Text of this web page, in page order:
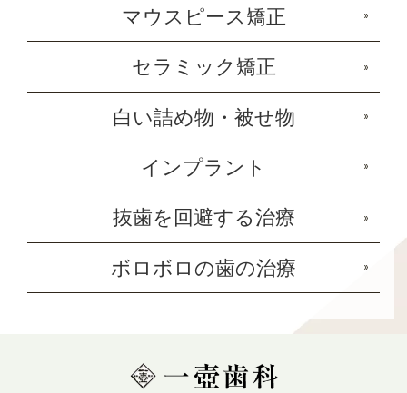
マウスピース矯正
セラミック矯正
白い詰め物・被せ物
インプラント
抜歯を回避する治療
ボロボロの歯の治療